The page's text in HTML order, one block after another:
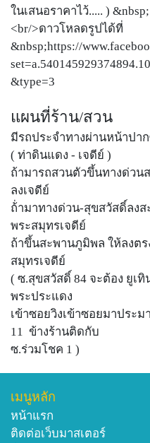
ในเสนอราคาไว้..... )
<br/>ดาวโหลดรูปได้ที่
&nbsp;https://
&type=3
แผนที่ร้าน/สวน
มีรถประจำทางผ่านหน้าปา
( ท่าดินแดง - เจดีย์ )
ถ้ามารถสวนตัวขึ้นทางด่ว
ลงเจดีย์
ถ้่ามาทางด่วน-สุขสวัสดิ์ลง
พระสมุทรเจดีย์
ถ้าขึ้นสะพานภูมิพล ให้ลงต
สมุทรเจดีย์
( ซ.สุขสวัสดิ์ 84 จะต้อง ยูเทิ
พระประแดง
เข้าซอยวิงเข้าซอยมาประ
11 ข้างร้านติดกับ
ซ.ร่วมโชค 1 )
เมนูหลัก
หน้าแรก
ติดต่อเว็บมาสเตอร์